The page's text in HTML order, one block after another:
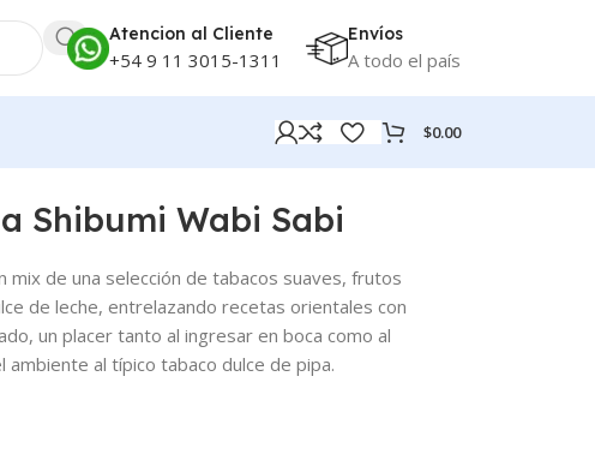
Atencion al Cliente
+54 9 11 3015-1311
Envíos
A todo el país
$0.00
Shibumi Wabi Sabi
mix de una selección de tabacos suaves, frutos
de leche, entrelazando recetas orientales con
un placer tanto al ingresar en boca como al
ambiente al típico tabaco dulce de pipa.